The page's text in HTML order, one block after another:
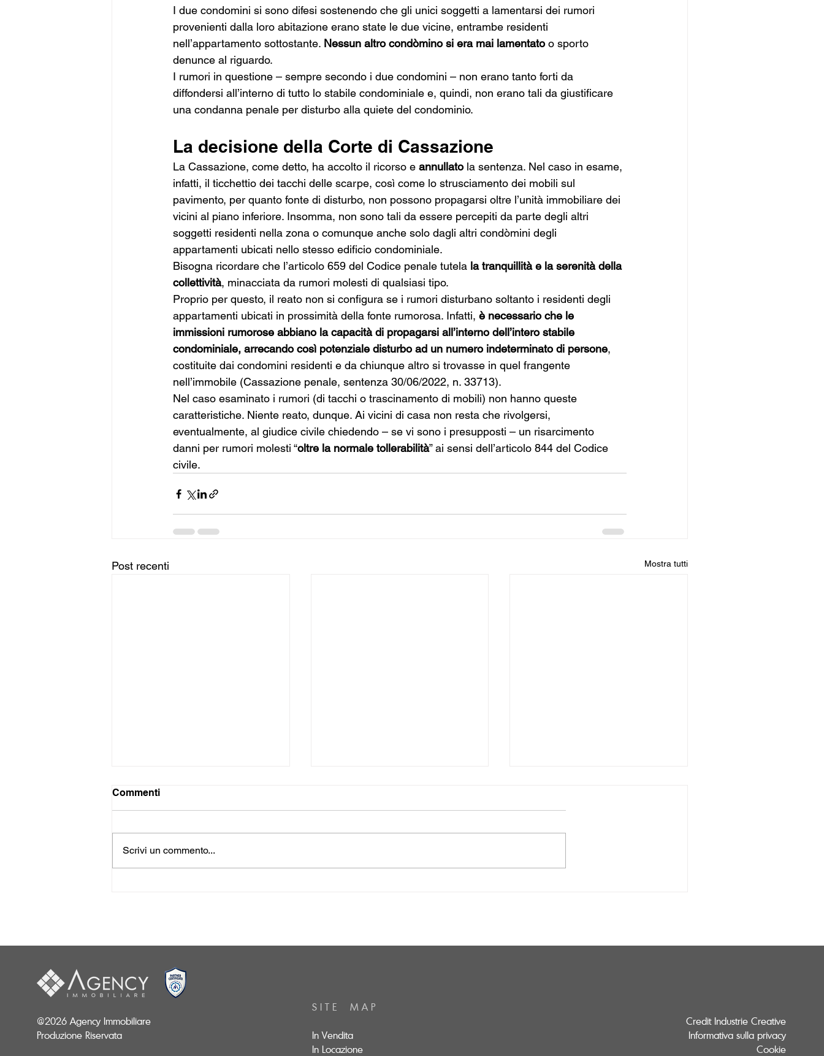
I due condomini si sono difesi sostenendo che gli unici soggetti a lamentarsi dei rumori
provenienti dalla loro abitazione erano state le due vicine, entrambe residenti
nell’appartamento sottostante. Nessun altro condòmino si era mai lamentato o sporto
denunce al riguardo.
I rumori in questione – sempre secondo i due condomini – non erano tanto forti da
diffondersi all’interno di tutto lo stabile condominiale e, quindi, non erano tali da giustificare
una condanna penale per disturbo alla quiete del condominio.
La decisione della Corte di Cassazione
La Cassazione, come detto, ha accolto il ricorso e annullato la sentenza. Nel caso in esame,
infatti, il ticchettio dei tacchi delle scarpe, così come lo strusciamento dei mobili sul
pavimento, per quanto fonte di disturbo, non possono propagarsi oltre l’unità immobiliare dei
vicini al piano inferiore. Insomma, non sono tali da essere percepiti da parte degli altri
soggetti residenti nella zona o comunque anche solo dagli altri condòmini degli
appartamenti ubicati nello stesso edificio condominiale.
Bisogna ricordare che l’articolo 659 del Codice penale tutela la tranquillità e la serenità della
collettività, minacciata da rumori molesti di qualsiasi tipo.
Proprio per questo, il reato non si configura se i rumori disturbano soltanto i residenti degli
appartamenti ubicati in prossimità della fonte rumorosa. Infatti, è necessario che le
immissioni rumorose abbiano la capacità di propagarsi all’interno dell’intero stabile
condominiale, arrecando così potenziale disturbo ad un numero indeterminato di persone,
costituite dai condomini residenti e da chiunque altro si trovasse in quel frangente
nell’immobile (Cassazione penale, sentenza 30/06/2022, n. 33713).
Nel caso esaminato i rumori (di tacchi o trascinamento di mobili) non hanno queste
caratteristiche. Niente reato, dunque. Ai vicini di casa non resta che rivolgersi,
eventualmente, al giudice civile chiedendo – se vi sono i presupposti – un risarcimento
danni per rumori molesti “oltre la normale tollerabilità” ai sensi dell’articolo 844 del Codice
civile.
Post recenti Mostra tutti
Commenti
Scrivi un commento...
@2026 Agency Immobiliare
Produzione Riservata
S I T E M A P
In Vendita
In Locazione
Credit Industrie Creative
Informativa sulla privacy
Cookie